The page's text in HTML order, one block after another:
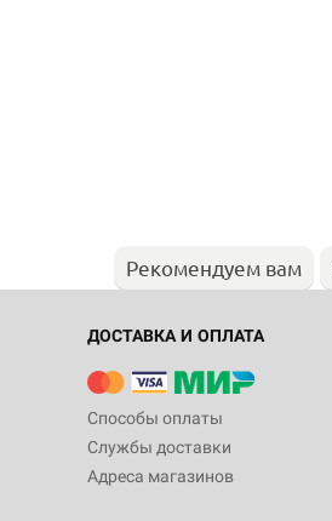
Рекомендуем вам
ДОСТАВКА И ОПЛАТА
Способы оплаты
Службы доставки
Адреса магазинов